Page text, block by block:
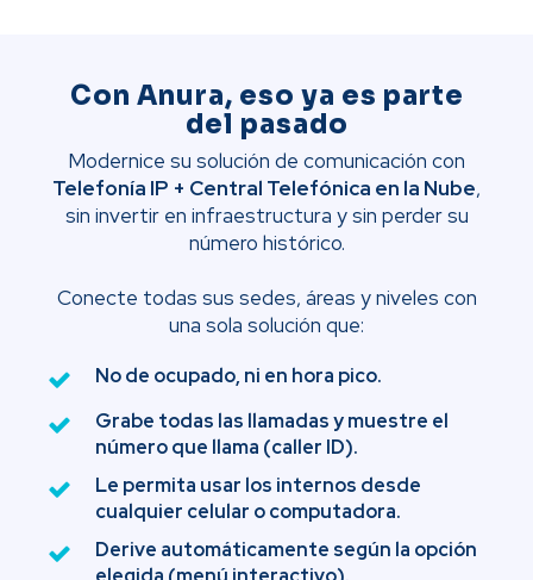
Con Anura, eso ya es parte
del pasado
Modernice su solución de comunicación con
Telefonía IP + Central Telefónica en la Nube,
sin invertir en infraestructura y sin perder su
número histórico.
Conecte todas sus sedes, áreas y niveles con
una sola solución que:
No de ocupado, ni en hora pico.
Grabe todas las llamadas y muestre el
número que llama (caller ID).
Le permita usar los internos desde
cualquier celular o computadora.
Derive automáticamente según la opción